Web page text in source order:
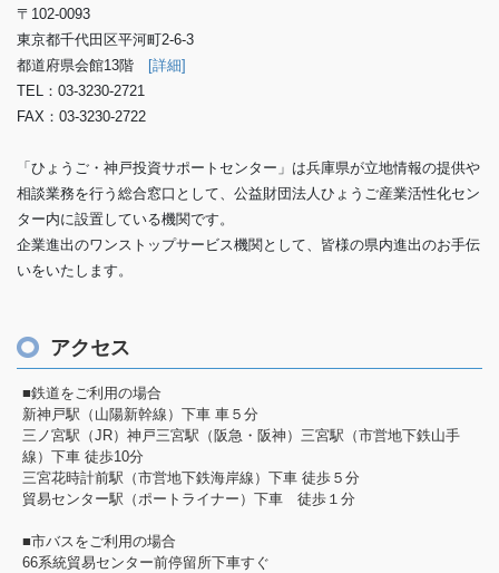
〒102-0093
東京都千代田区平河町2-6-3
都道府県会館13階
[詳細]
TEL：03-3230-2721
FAX：03-3230-2722
「ひょうご・神戸投資サポートセンター」は兵庫県が立地情報の提供や
相談業務を行う総合窓口として、公益財団法人ひょうご産業活性化セン
ター内に設置している機関です。
企業進出のワンストップサービス機関として、皆様の県内進出のお手伝
いをいたします。
アクセス
■鉄道をご利用の場合
新神戸駅（山陽新幹線）下車 車５分
三ノ宮駅（JR）神戸三宮駅（阪急・阪神）三宮駅（市営地下鉄山手
線）下車 徒歩10分
三宮花時計前駅（市営地下鉄海岸線）下車 徒歩５分
貿易センター駅（ポートライナー）下車 徒歩１分
■市バスをご利用の場合
66系統貿易センター前停留所下車すぐ